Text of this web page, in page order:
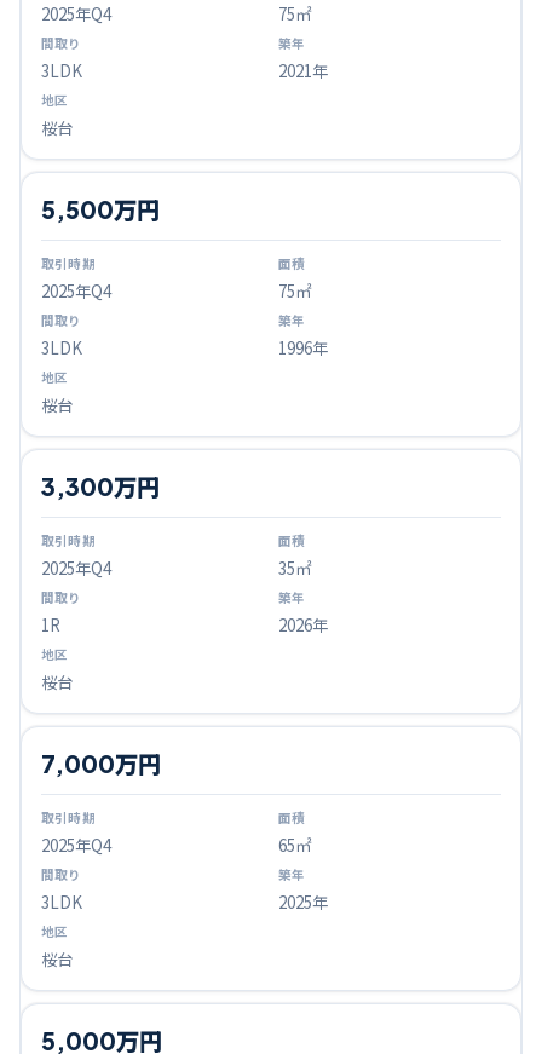
2025年Q4 75㎡
3LDK 2021年
桜台
2025年Q4
5,500万円
75㎡
3LDK 1996年
桜台
2025年Q4
3,300万円
35㎡
1R 2026年
桜台
2025年Q4
7,000万円
65㎡
3LDK 2025年
桜台
5,000万円